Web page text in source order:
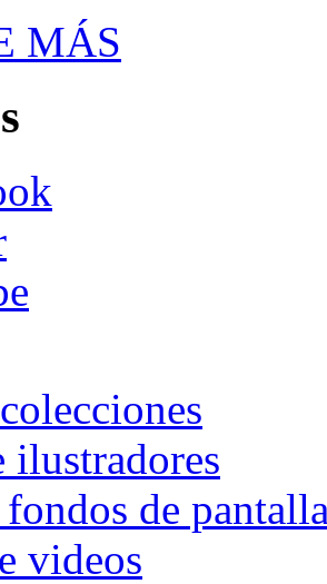
MÁS
ilustradores
fondos de
videos